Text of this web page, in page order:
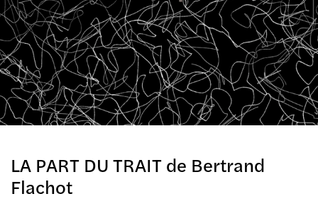
LA PART DU TRAIT de Bertrand
Flachot